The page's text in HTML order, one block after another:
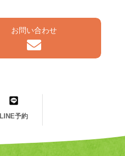
お問い合わせ
LINE予約